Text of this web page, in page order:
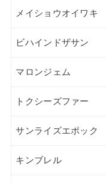
メイショウオイワキ
ビハインドザサン
マロンジェム
トクシーズファー
サンライズエポック
キンブレル